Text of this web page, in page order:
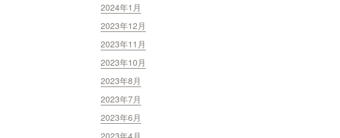
2024年1月
2023年12月
2023年11月
2023年10月
2023年8月
2023年7月
2023年6月